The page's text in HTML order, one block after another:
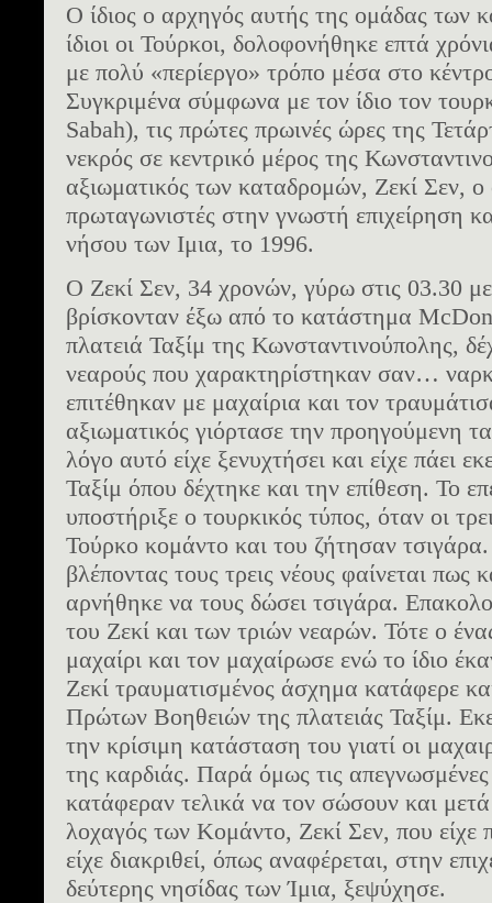
Ο ίδιος ο αρχηγός αυτής της ομάδας των
ίδιοι οι Τούρκοι, δολοφονήθηκε επτά
με πολύ «περίεργο» τρόπο μέσα στο
Συγκριμένα σύμφωνα με τον ίδιο τον
Sabah), τις πρώτες πρωινές ώρες της
νεκρός σε κεντρικό μέρος της
αξιωματικός των καταδρομών, Ζεκί Σεν,
πρωταγωνιστές στην γνωστή επιχείρηση
νήσου των Ιμια, το 1996.
Ο Ζεκί Σεν, 34 χρονών, γύρω στις 03.30
βρίσκονταν έξω από το κατάστημα
πλατειά Ταξίμ της Κωνσταντινούπολης,
νεαρούς που χαρακτηρίστηκαν σαν…
επιτέθηκαν με μαχαίρια και τον
αξιωματικός γιόρτασε την προηγούμενη
λόγο αυτό είχε ξενυχτήσει και είχε πάει
Ταξίμ όπου δέχτηκε και την επίθεση. Το
υποστήριξε ο τουρκικός τύπος, όταν οι
Τούρκο κομάντο και του ζήτησαν
βλέποντας τους τρεις νέους φαίνεται πως
αρνήθηκε να τους δώσει τσιγάρα.
του Ζεκί και των τριών νεαρών. Τότε ο
μαχαίρι και τον μαχαίρωσε ενώ το ίδιο
Ζεκί τραυματισμένος άσχημα κατάφερε
Πρώτων Βοηθειών της πλατειάς Ταξίμ.
την κρίσιμη κατάσταση του γιατί οι
της καρδιάς. Παρά όμως τις απεγνωσμένες
κατάφεραν τελικά να τον σώσουν και
λοχαγός των Κομάντο, Ζεκί Σεν, που είχε
είχε διακριθεί, όπως αναφέρεται, στην
δεύτερης νησίδας των Ίμια, ξεψύχησε.